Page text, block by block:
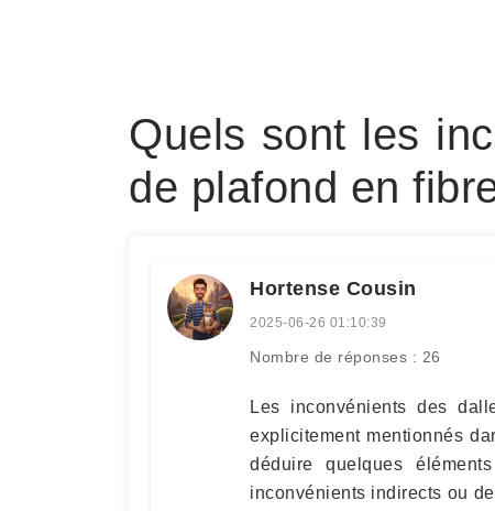
Quels sont les
de plafond en
Hortense Cousin
2025-06-26 01:10:39
Nombre de réponses : 26
Les inconvénients des
explicitement mentionnés
déduire quelques
inconvénients indirects ou